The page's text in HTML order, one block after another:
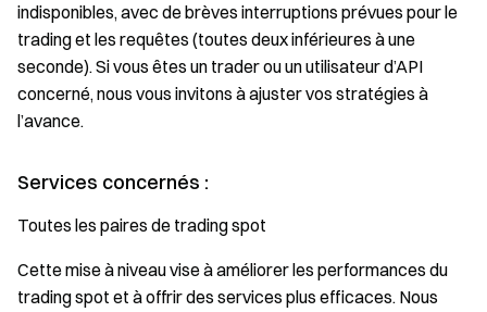
indisponibles, avec de brèves interruptions prévues pour le
trading et les requêtes (toutes deux inférieures à une
seconde). Si vous êtes un trader ou un utilisateur d’API
concerné, nous vous invitons à ajuster vos stratégies à
l’avance.
Services concernés :
Toutes les paires de trading spot
Cette mise à niveau vise à améliorer les performances du
trading spot et à offrir des services plus efficaces. Nous